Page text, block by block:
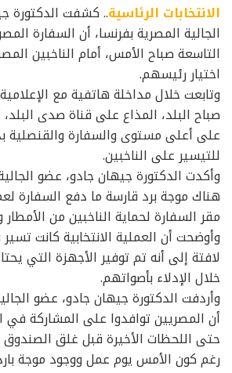
الانتخابات الرئاسية.. كشفت الدكتورة
الجالية المصرية بفرنسا، أن السفارة
التاسعة صباح الأمس، أمام الناخبين
اختيار رئيسهم.
وتابعت خلال مداخلة هاتفية مع
صباح البلد، المذاع على قناة صدى
على أعلى مستوى والسفارة والقنصلية
للتيسير على الناخبين.
وأكدت الدكتورة جيهان جادو، عضو
هناك موجة برد قارسة ما دفع السفارة
مقر السفارة لحماية الناخبين من الأمطار
وأوضحت أن العملية الانتخابية كانت تسير
لافتة إلى أنه تم توفير الأجهزة التي
خلال الإدلاء بأصواتهم.
وأردفت الدكتورة جيهان جادو، عضو
أن المصريين توافدوا على المشاركة في
حتى اللحظات الأخيرة قبل غلق الصندوق
رغم كون الأمس يوم عمل ووجود موجة